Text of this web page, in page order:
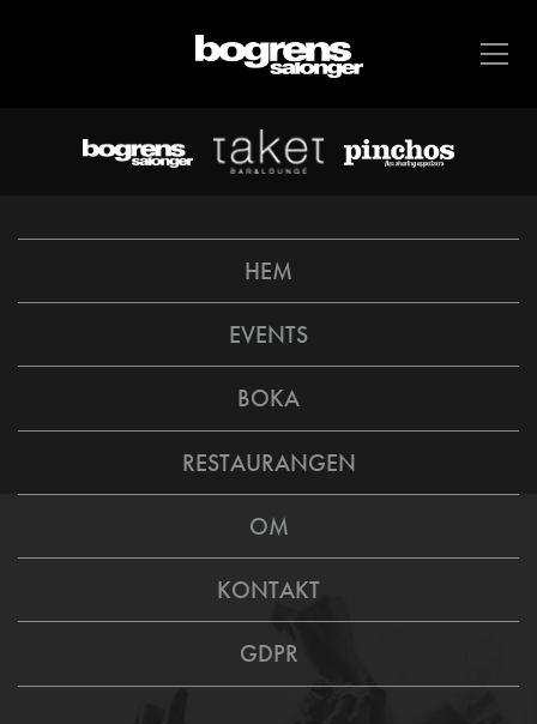
HEM
EVENTS
BOKA
RESTAURANGEN
OM
KONTAKT
GDPR